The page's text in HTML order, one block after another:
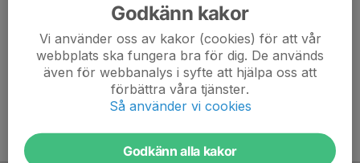
Godkänn kakor
Vi använder oss av kakor (cookies) för att vår
webbplats ska fungera bra för dig. De används
även för webbanalys i syfte att hjälpa oss att
förbättra våra tjänster.
Så använder vi cookies
Godkänn alla kakor